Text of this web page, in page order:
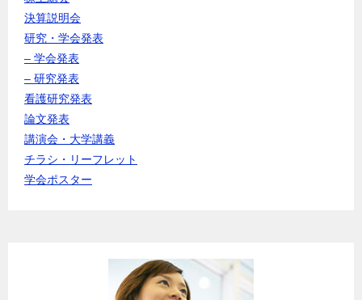
決算説明会
研究・学会発表
– 学会発表
– 研究発表
看護研究発表
論文発表
講演会・大学講義
チラシ・リーフレット
学会ポスター